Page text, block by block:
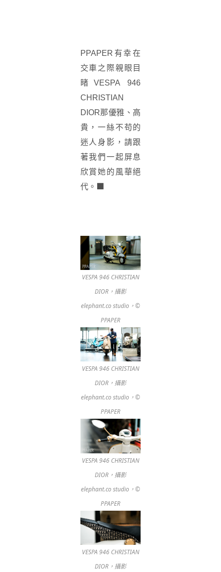
PPAPER有幸在
交車之際親眼目
睹VESPA 946
CHRISTIAN
DIOR那優雅、高
貴，一絲不苟的
迷人身影，請跟
著我們一起屏息
欣賞她的風華絕
代。 ■
VESPA 946 CHRISTIAN
DIOR，攝影
elephant.co studio，©
PPAPER
VESPA 946 CHRISTIAN
DIOR，攝影
elephant.co studio，©
PPAPER
VESPA 946 CHRISTIAN
DIOR，攝影
elephant.co studio，©
PPAPER
VESPA 946 CHRISTIAN
DIOR，攝影